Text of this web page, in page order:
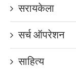
सरायकेला
सर्च ऑपरेशन
साहित्य